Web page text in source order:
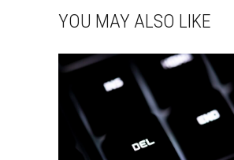
YOU MAY ALSO LIKE